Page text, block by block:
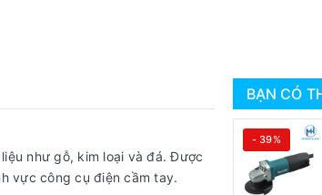
như gỗ, kim loại và đá. Được
vực công cụ điện cầm tay.
BẠN CÓ
- 39%